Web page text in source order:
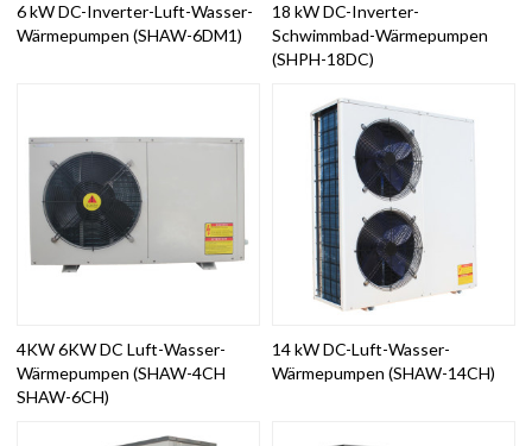
6 kW DC-Inverter-Luft-Wasser-
Wärmepumpen (SHAW-6DM1)
18 kW DC-Inverter-
Schwimmbad-Wärmepumpen
(SHPH-18DC)
4KW 6KW DC Luft-Wasser-
Wärmepumpen (SHAW-4CH
SHAW-6CH)
14 kW DC-Luft-Wasser-
Wärmepumpen (SHAW-14CH)